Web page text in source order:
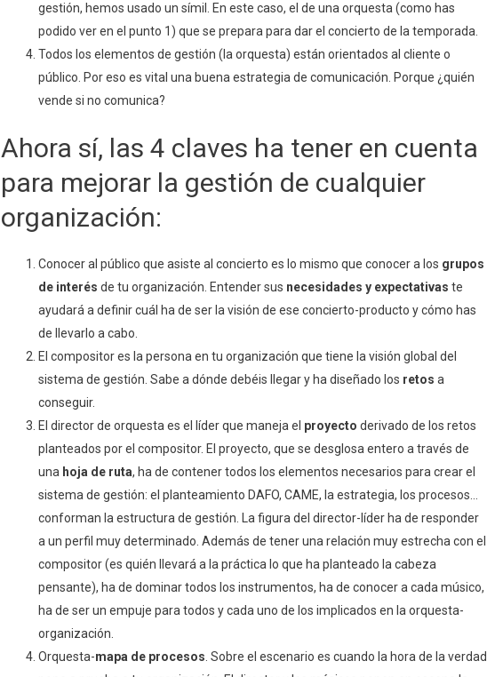
gestión, hemos usado un símil. En este caso, el de una orquesta (como has
podido ver en el punto 1) que se prepara para dar el concierto de la temporada.
Todos los elementos de gestión (la orquesta) están orientados al cliente o
público. Por eso es vital una buena estrategia de comunicación. Porque ¿quién
vende si no comunica?
Ahora sí, las 4 claves ha tener en cuenta
para mejorar la gestión de cualquier
organización:
Conocer al público que asiste al concierto es lo mismo que conocer a los grupos
de interés de tu organización. Entender sus necesidades y expectativas te
ayudará a definir cuál ha de ser la visión de ese concierto-producto y cómo has
de llevarlo a cabo.
El compositor es la persona en tu organización que tiene la visión global del
sistema de gestión. Sabe a dónde debéis llegar y ha diseñado los retos a
conseguir.
El director de orquesta es el líder que maneja el proyecto derivado de los retos
planteados por el compositor. El proyecto, que se desglosa entero a través de
una hoja de ruta, ha de contener todos los elementos necesarios para crear el
sistema de gestión: el planteamiento DAFO, CAME, la estrategia, los procesos…
conforman la estructura de gestión. La figura del director-líder ha de responder
a un perfil muy determinado. Además de tener una relación muy estrecha con el
compositor (es quién llevará a la práctica lo que ha planteado la cabeza
pensante), ha de dominar todos los instrumentos, ha de conocer a cada músico,
ha de ser un empuje para todos y cada uno de los implicados en la orquesta-
organización.
Orquesta-mapa de procesos. Sobre el escenario es cuando la hora de la verdad